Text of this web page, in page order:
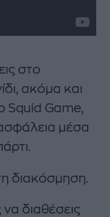
στο
ακόμα και
Squid Game,
μέσα
διακόσμηση.
διαθέσεις